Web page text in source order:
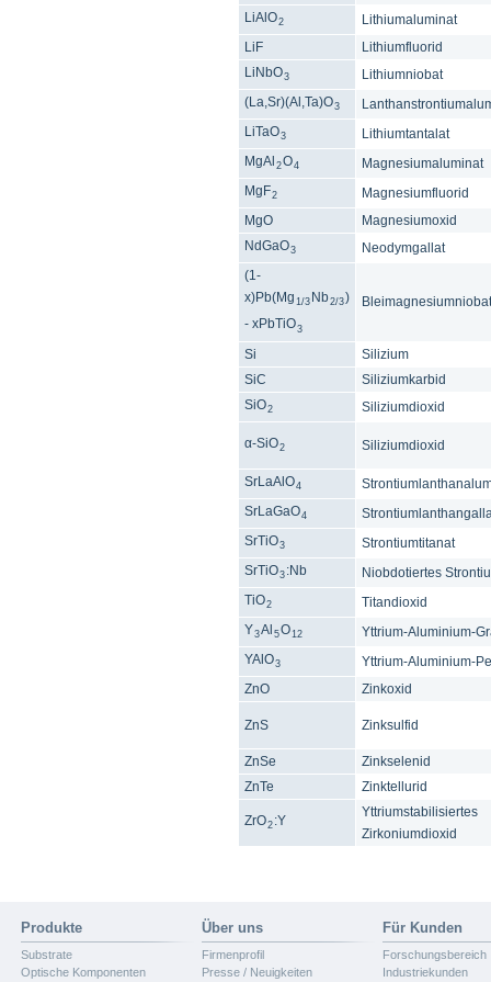
LiAlO2
Lithiumaluminat
LiF
Lithiumfluorid
LiNbO3
Lithiumniobat
(La,Sr)(Al,Ta)O3
LiTaO3
Lithiumtantalat
MgAl 2O4
Magnesiumaluminat
MgF2
Magnesiumfluorid
MgO
Magnesiumoxid
NdGaO3
Neodymgallat
(1-
x)Pb(Mg 1/3 Nb2/3)
- xPbTiO3
Si
Silizium
SiC
Siliziumkarbid
SiO2 Siliziumdioxid
α-SiO2 Siliziumdioxid
SrLaAlO4
SrLaGaO4
SrTiO3
Strontiumtitanat
SrTiO3 :Nb
Niobdotiertes
TiO2
Titandioxid
Y3Al 5O12
Yttrium-Aluminium-
YAlO3
Yttrium-Aluminium-
ZnO
Zinkoxid
ZnS Zinksulfid
ZnSe
Zinkselenid
ZnTe
Zinktellurid
ZrO2 :Y
Yttriumstabilisiertes
Zirkoniumdioxid
Produkte
Substrate
Optische Komponenten
Über uns
Firmenprofil
Presse / Neuigkeiten
Für Kunden
Forschungsbereich
Industriekunden